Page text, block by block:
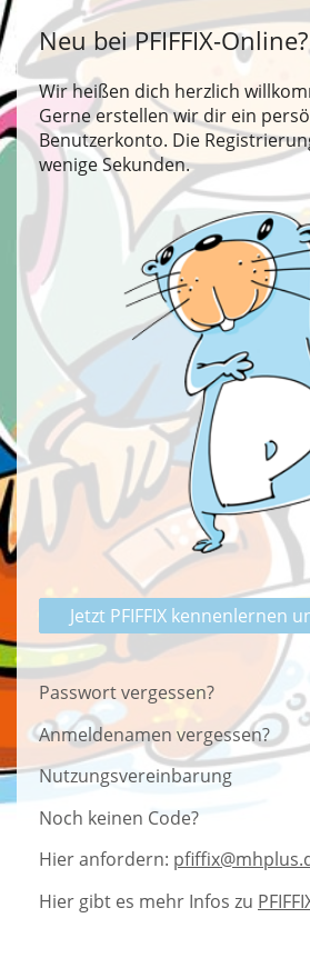
Neu bei PFIFFIX-Online?
Wir heißen dich herzlich
Gerne erstellen wir dir ein
Benutzerkonto. Die
wenige Sekunden.
Jetzt PFIFFIX kennenlernen
Passwort vergessen?
Anmeldenamen vergessen?
Nutzungsvereinbarung
Noch keinen Code?
Hier anfordern:
Hier gibt es mehr Infos zu